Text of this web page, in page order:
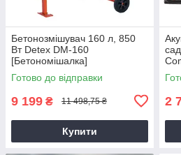
Бетонозмішувач 160 л, 850
Вт Detex DM-160
[Бетономішалка]
Готово до відправки
9 199 ₴ 11 498,75 ₴
Купити
2